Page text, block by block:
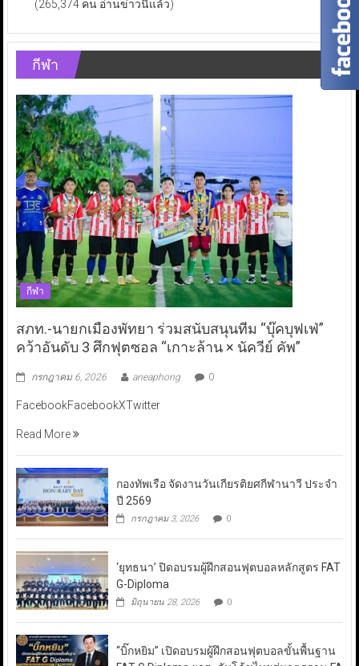
(265,374 คน อ่านข่าวนี้แล้ว)
กีฬา
กีฬา
สภท.-นายกเมืองพัทยา ร่วมสนับสนุนทีม “บุ๊คบุฟเฟ่”
คว้าอันดับ 3 ศึกฟุตซอล “เกาะล้าน × นัควีย์ คัพ”
กรกฎาคม 6, 2026 aneaphong 0
FacebookFacebookXTwitter
Read More
กองทัพเรือ จัดงานวันเกียรติยศกีฬานาวี ประจำ
ปี 2569
กรกฎาคม 3, 2026 0
‘ยุทธนา’ ปิดอบรมผู้ฝึกสอนฟุตบอลหลักสูตร FAT
G-Diploma
มิถุนายน 28, 2026 0
“บิ๊กหยิม” เปิดอบรมผู้ฝึกสอนฟุตบอลขั้นพื้นฐาน